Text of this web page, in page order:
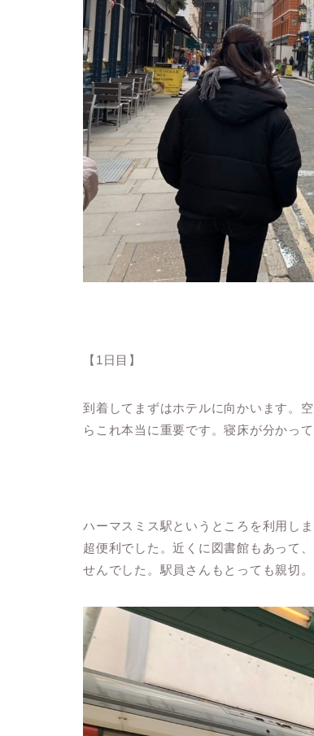
【1日目】
到着してまずはホテルに向かいます。
らこれ本当に重要です。寝床が分かっ
ハーマスミス駅というところを利用し
超便利でした。近くに図書館もあって
せんでした。駅員さんもとっても親切。